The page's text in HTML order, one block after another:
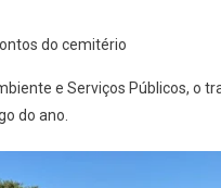
do cemitério
e Serviços Públicos, o
do ano.